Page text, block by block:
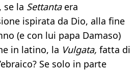
se la Settantaera
ispirata da Dio, alla fine
(e con lui papa Damaso)
in latino, la Vulgata, fatta di
Se solo in parte